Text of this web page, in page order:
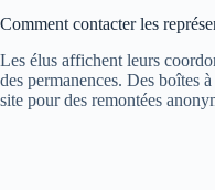
Comment contacter les
Les élus affichent leurs
des permanences. Des boîtes
site pour des remontées